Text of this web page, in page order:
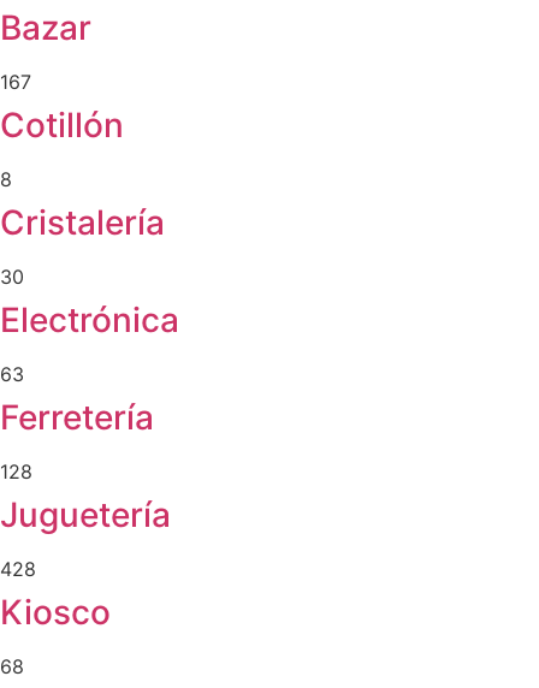
Bazar
167
Cotillón
8
Cristalería
30
Electrónica
63
Ferretería
128
Juguetería
428
Kiosco
68